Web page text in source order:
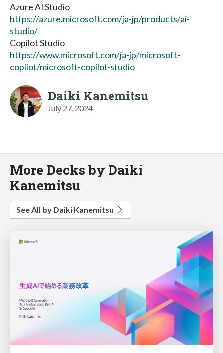
Azure AI Studio
https://azure.microsoft.com/ja-jp/products/ai-
studio/
Copilot Studio
https://www.microsoft.com/ja-jp/microsoft-
copilot/microsoft-copilot-studio
Daiki Kanemitsu
July 27, 2024
More Decks by Daiki
Kanemitsu
See All by Daiki Kanemitsu